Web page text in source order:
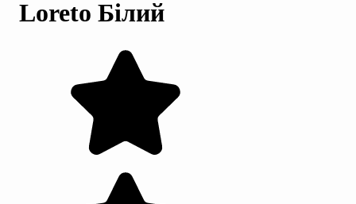
Loreto Білий